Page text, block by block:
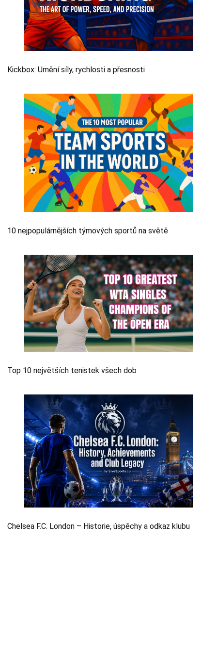
Kickbox: Umění síly, rychlosti a přesnosti
10 nejpopulárnějších týmových sportů na světě
Top 10 největších tenistek všech dob
Chelsea F.C. London – Historie, úspěchy a odkaz klubu